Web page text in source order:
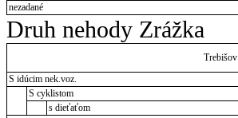
nezadané
Druh nehody Zrážka
Trebišov
S idúcim nek.voz.
S cyklistom
s dieťaťom